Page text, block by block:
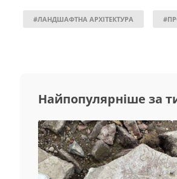
#ЛАНДШАФТНА АРХІТЕКТУРА
Найпопулярніше за